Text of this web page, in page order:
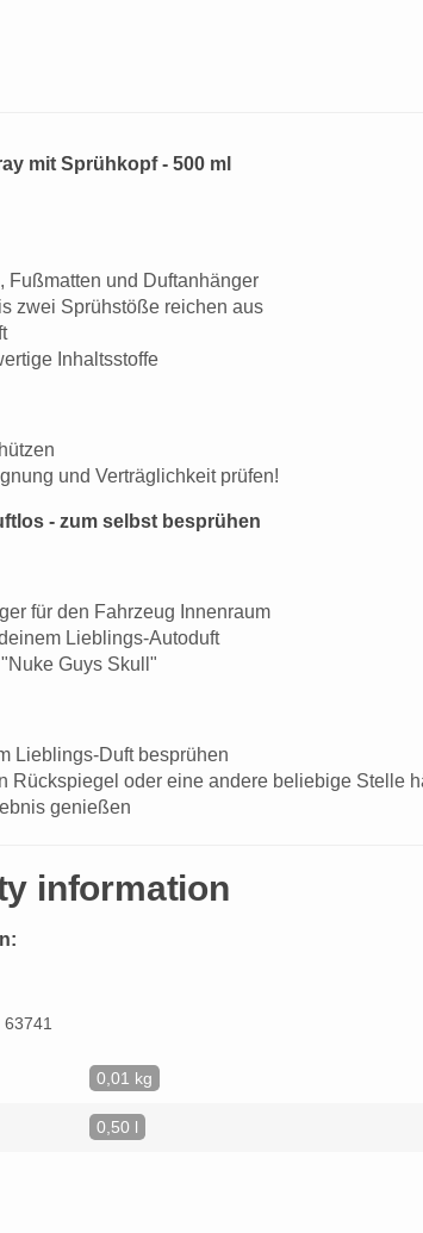
mit Sprühkopf - 500 ml
Fußmatten und Duftanhänger
zwei Sprühstöße reichen aus
Inhaltsstoffe
und Verträglichkeit prüfen!
- zum selbst besprühen
für den Fahrzeug Innenraum
Lieblings-Autoduft
Guys Skull"
Lieblings-Duft besprühen
Rückspiegel oder eine andere beliebige Stelle
genießen
information
0,01 kg
0,50 l